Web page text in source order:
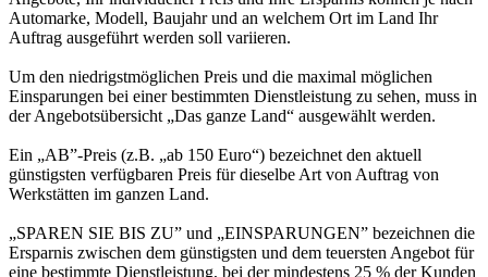
Automarke, Modell, Baujahr und an welchem Ort im Land Ihr
Auftrag ausgeführt werden soll variieren.
Um den niedrigstmöglichen Preis und die maximal möglichen
Einsparungen bei einer bestimmten Dienstleistung zu sehen, muss in
der Angebotsübersicht „Das ganze Land“ ausgewählt werden.
Ein „AB”-Preis (z.B. „ab 150 Euro“) bezeichnet den aktuell
günstigsten verfügbaren Preis für dieselbe Art von Auftrag von
Werkstätten im ganzen Land.
„SPAREN SIE BIS ZU” und „EINSPARUNGEN” bezeichnen die
Ersparnis zwischen dem günstigsten und dem teuersten Angebot für
eine bestimmte Dienstleistung, bei der mindestens 25 % der Kunden